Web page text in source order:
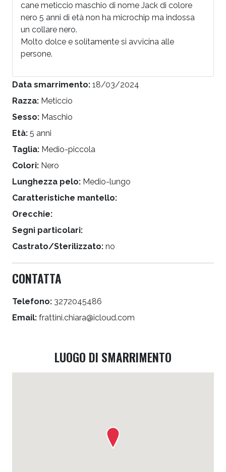
cane meticcio maschio di nome Jack di colore
nero 5 anni di età non ha microchip ma indossa
un collare nero.
Molto dolce e solitamente si avvicina alle
persone.
Data smarrimento: 18/03/2024
Razza: Meticcio
Sesso: Maschio
Età: 5 anni
Taglia: Medio-piccola
Colori: Nero
Lunghezza pelo: Medio-lungo
Caratteristiche mantello:
Orecchie:
Segni particolari:
Castrato/Sterilizzato: no
CONTATTA
Telefono: 3272045486
Email: frattini.chiara@icloud.com
LUOGO DI SMARRIMENTO